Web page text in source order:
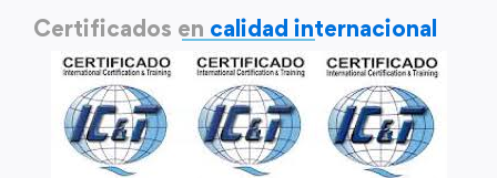
Certificados en calidad internacional